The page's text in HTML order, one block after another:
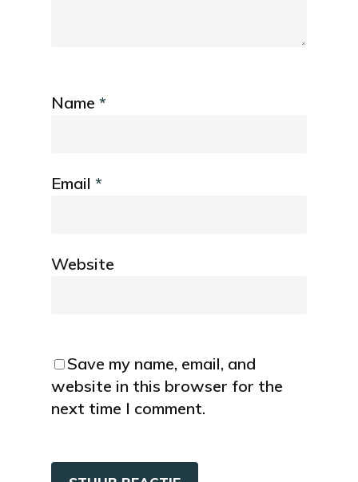
Name *
Email *
Website
Save my name, email, and
website in this browser for the
next time I comment.